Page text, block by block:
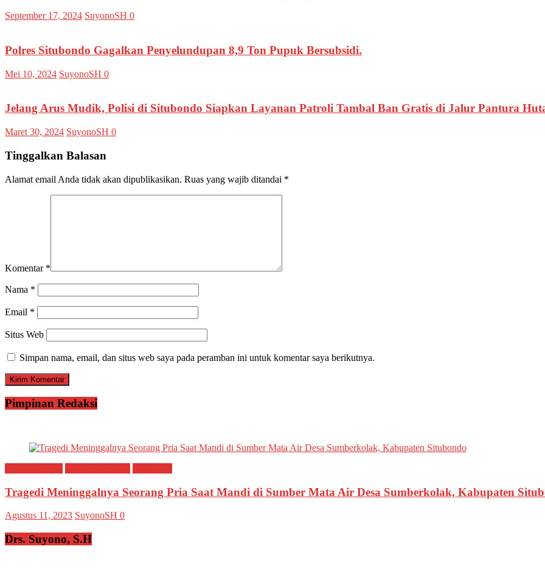
September 17, 2024 SuyonoSH 0
Polres Situbondo Gagalkan Penyelundupan 8,9 Ton Pupuk Bersubsidi.
Mei 10, 2024 SuyonoSH 0
Jelang Arus Mudik, Polisi di Situbondo Siapkan Layanan Patroli Tambal Ban Gratis di Jalur Pantura
Maret 30, 2024 SuyonoSH 0
Tinggalkan Balasan
Alamat email Anda tidak akan dipublikasikan. Ruas yang wajib ditandai *
Komentar *
Nama *
Email *
Situs Web
Simpan nama, email, dan situs web saya pada peramban ini untuk komentar saya berikutnya.
Pimpinan Redaksi
Tragedi Meninggalnya Seorang Pria Saat Mandi di Sumber Mata Air Desa Sumberkolak, Kabupaten
Agustus 11, 2023 SuyonoSH 0
Drs. Suyono, S.H